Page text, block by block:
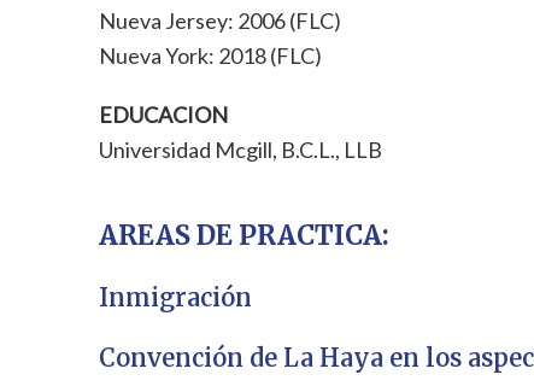
Nueva Jersey: 2006 (FLC)
Nueva York: 2018 (FLC)
EDUCACION
Universidad Mcgill, B.C.L., LLB
AREAS DE PRACTICA:
Inmigración
Convención de La Haya en los